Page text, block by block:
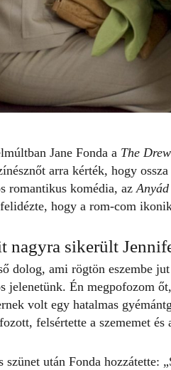
Jane Fonda a The
arra kérték, hogy
romantikus komédia, az
hogy a rom-com
nagyra sikerült
dolog, ami rögtön eszembe
jelenetünk. Én megpofozom
volt egy hatalmas
felsértette a szememet és
szünet után Fonda hozzátette: